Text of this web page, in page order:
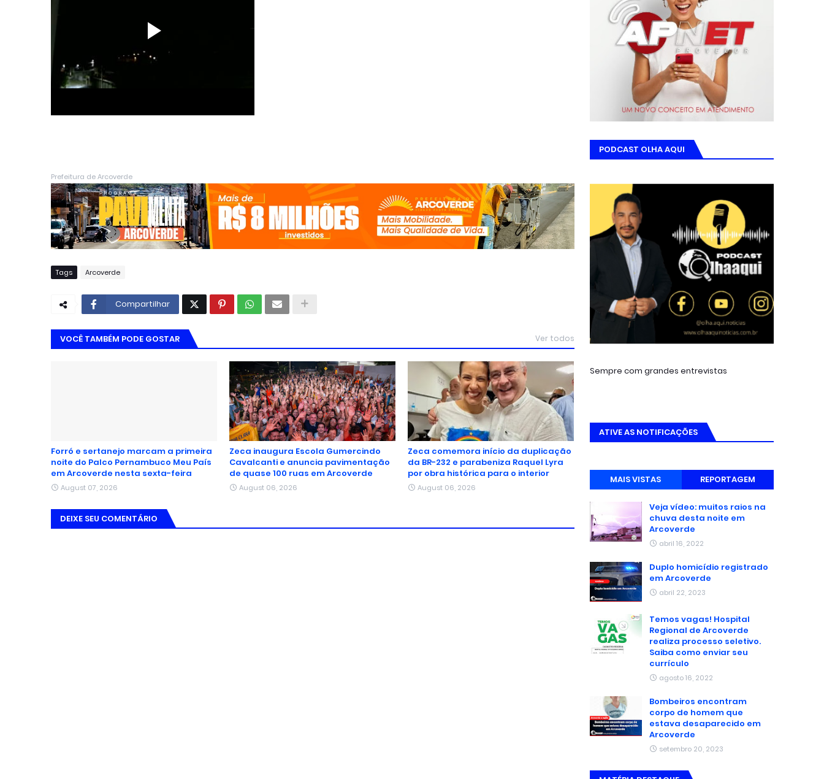
Prefeitura de Arcoverde
Tags Arcoverde
Compartilhar
VOCÊ TAMBÉM PODE GOSTAR Ver todos
Forró e sertanejo marcam a primeira
noite do Palco Pernambuco Meu País
em Arcoverde nesta sexta-feira
August 07, 2026
Zeca inaugura Escola Gumercindo
Cavalcanti e anuncia pavimentação
de quase 100 ruas em Arcoverde
August 06, 2026
Zeca comemora início da duplicação
da BR-232 e parabeniza Raquel Lyra
por obra histórica para o interior
August 06, 2026
DEIXE SEU COMENTÁRIO
PODCAST OLHA AQUI
Sempre com grandes entrevistas
ATIVE AS NOTIFICAÇÕES
MAIS VISTAS REPORTAGEM
Veja vídeo: muitos raios na
chuva desta noite em
Arcoverde
abril 16, 2022
Duplo homicídio registrado
em Arcoverde
abril 22, 2023
Temos vagas! Hospital
Regional de Arcoverde
realiza processo seletivo.
Saiba como enviar seu
currículo
agosto 16, 2022
Bombeiros encontram
corpo de homem que
estava desaparecido em
Arcoverde
setembro 20, 2023